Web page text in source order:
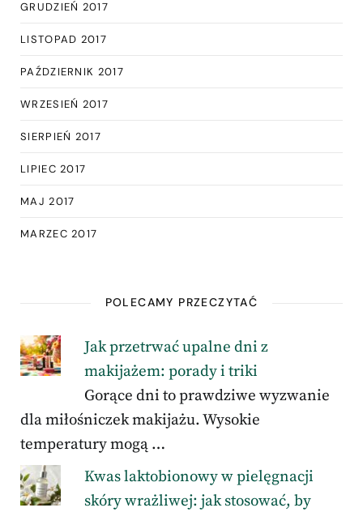
GRUDZIEŃ 2017
LISTOPAD 2017
PAŹDZIERNIK 2017
WRZESIEŃ 2017
SIERPIEŃ 2017
LIPIEC 2017
MAJ 2017
MARZEC 2017
POLECAMY PRZECZYTAĆ
Jak przetrwać upalne dni z
makijażem: porady i triki
Gorące dni to prawdziwe wyzwanie
dla miłośniczek makijażu. Wysokie
temperatury mogą …
Kwas laktobionowy w pielęgnacji
skóry wrażliwej: jak stosować, by